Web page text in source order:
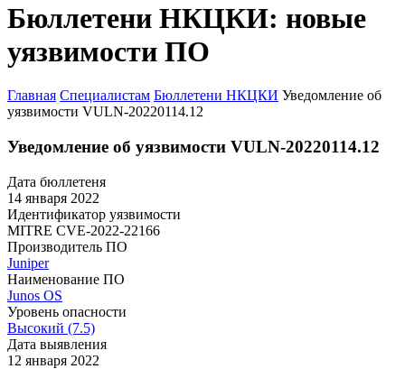
Бюллетени НКЦКИ: новые
уязвимости ПО
Главная Специалистам Бюллетени НКЦКИ Уведомление об
уязвимости VULN-20220114.12
Уведомление об уязвимости VULN-20220114.12
Дата бюллетеня
14 января 2022
Идентификатор уязвимости
MITRE CVE-2022-22166
Производитель ПО
Juniper
Наименование ПО
Junos OS
Уровень опасности
Высокий (7.5)
Дата выявления
12 января 2022